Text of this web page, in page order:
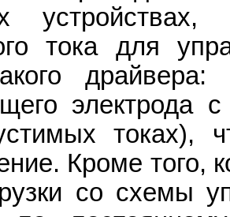
тока для
электрода
токах),
Кроме того,
со схемы